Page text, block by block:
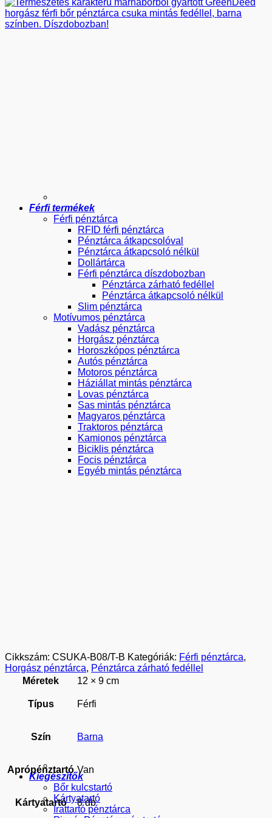
Férfi termékek
Férfi pénztárca
RFID férfi pénztárca
Pénztárca átkapcsolóval
Pénztárca átkapcsoló nélkül
Dollártárca
Férfi pénztárca díszdobozban
Pénztárca zárható fedéllel
Pénztárca átkapcsoló nélkül
Slim pénztárca
Motívumos pénztárca
Vadász pénztárca
Horgász pénztárca
Horoszkópos pénztárca
Autós pénztárca
Motoros pénztárca
Háziállat mintás pénztárca
Lovas pénztárca
Sas mintás pénztárca
Magyaros pénztárca
Traktoros pénztárca
Kamionos pénztárca
Biciklis pénztárca
Focis pénztárca
Egyéb mintás pénztárca
Kiegészítők
Bőr kulcstartó
Kártyatartó
Irattartó pénztárca
Cikkszám: CSUKA-B08/T-B Kategóriák: Férfi pénztárca,
Horgász pénztárca, Pénztárca zárható fedéllel
Méretek
12 × 9 cm
Típus Férfi
Szín Barna
Aprópénztartó Van
Kártyatartó 8 db